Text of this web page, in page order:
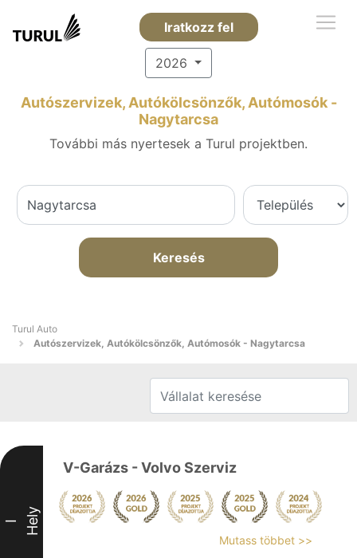
Iratkozz fel
2026
Autószervizek, Autókölcsönzők, Autómosók -
Nagytarcsa
További más nyertesek a Turul projektben.
Keresés
Turul Auto
Autószervizek, Autókölcsönzők, Autómosók - Nagytarcsa
I Hely
V-Garázs - Volvo Szerviz
Mutass többet >>